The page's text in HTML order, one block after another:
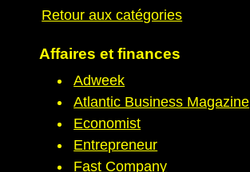
Retour aux catégories
Affaires et finances
Adweek
Atlantic Business Magazine
Economist
Entrepreneur
Fast Company